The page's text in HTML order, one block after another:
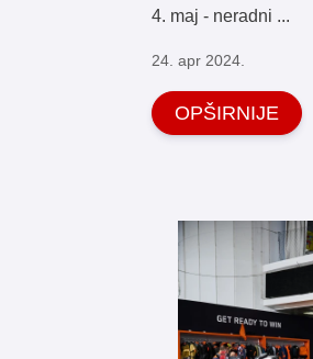
4. maj - neradni ...
24. apr 2024.
OPŠIRNIJE